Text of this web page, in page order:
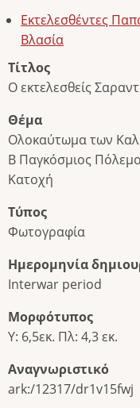
Εκτελεσθέντες
Βλασία
Τίτλος
Ο εκτελεσθείς
Θέμα
Ολοκαύτωμα των
Β Παγκόσμιος
Κατοχή
Τύπος
Φωτογραφία
Ημερομηνία
Interwar period
Μορφότυπος
Υ: 6,5εκ. Πλ: 4,3 εκ.
Αναγνωριστικό
ark:/12317/dr1v15fwj